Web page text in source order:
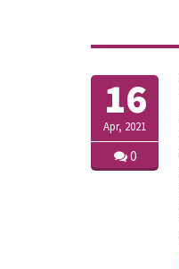
16
Apr, 2021
0